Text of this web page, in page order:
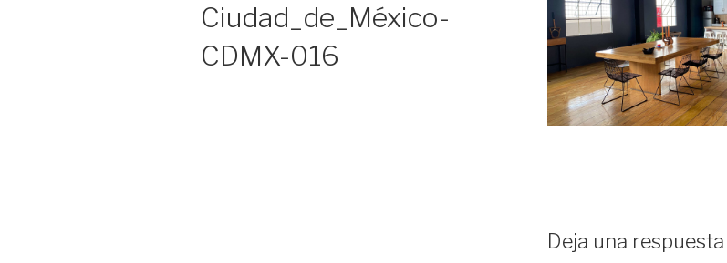
Ciudad_de_México-
CDMX-016
Deja una respuesta